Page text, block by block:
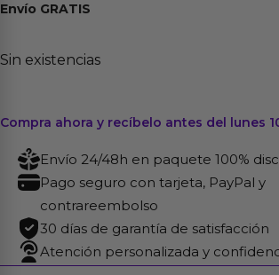
Envío GRATIS
Sin existencias
Compra ahora y recíbelo antes del lunes
Envío 24/48h en paquete 100%
Pago seguro con tarjeta, PayPal y
contrareembolso
30 días de garantía de satisfacción
Atención personalizada y